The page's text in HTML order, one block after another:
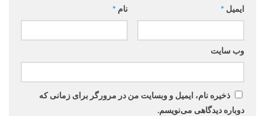
نام * ایمیل *
وب‌ سایت
ذخیره نام، ایمیل و وبسایت من در مرورگر برای زمانی که
دوباره دیدگاهی می‌نویسم.